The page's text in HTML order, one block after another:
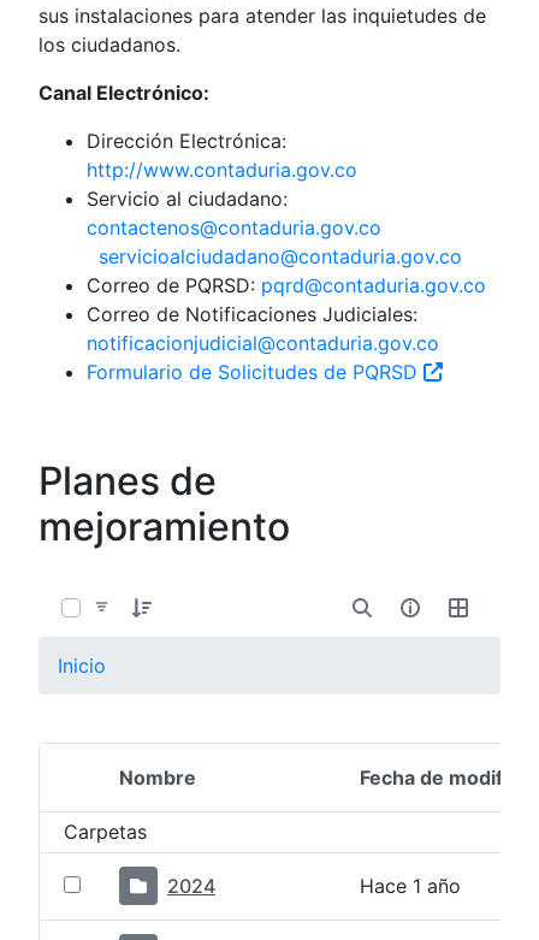
sus instalaciones para atender las inquietudes de
los ciudadanos.
Canal Electrónico:
Dirección Electrónica:
http://www.contaduria.gov.co
Servicio al ciudadano:
contactenos@contaduria.gov.co
servicioalciudadano@contaduria.gov.co
Correo de PQRSD: pqrd@contaduria.gov.co
Correo de Notificaciones Judiciales:
notificacionjudicial@contaduria.gov.co
Formulario de Solicitudes de PQRSD
Planes de
mejoramiento
Inicio
Selección del elemento
Nombre Fecha de
Carpetas
2024 Hace 1 año